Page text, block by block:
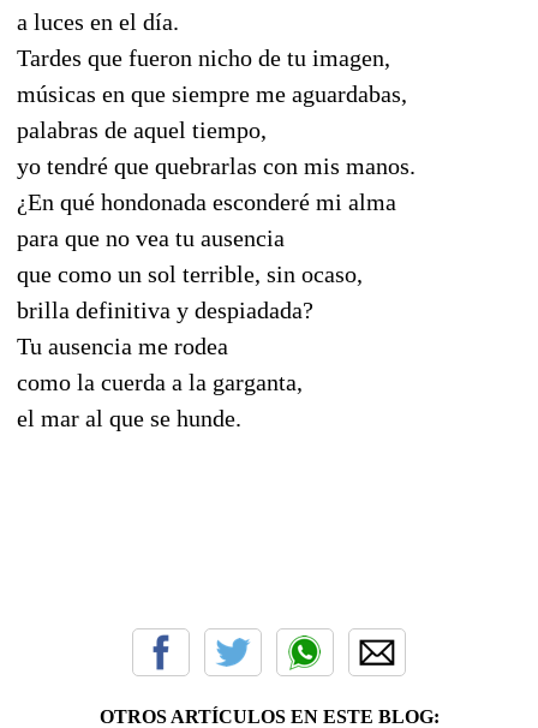
a luces en el día.
Tardes que fueron nicho de tu imagen,
músicas en que siempre me aguardabas,
palabras de aquel tiempo,
yo tendré que quebrarlas con mis manos.
¿En qué hondonada esconderé mi alma
para que no vea tu ausencia
que como un sol terrible, sin ocaso,
brilla definitiva y despiadada?
Tu ausencia me rodea
como la cuerda a la garganta,
el mar al que se hunde.
OTROS ARTÍCULOS EN ESTE BLOG: